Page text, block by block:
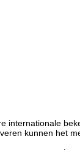
internationale
kunnen het